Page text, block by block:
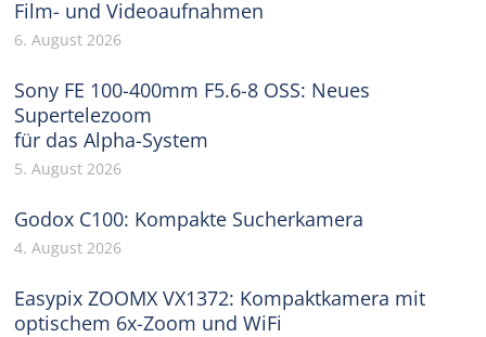
Film- und Videoaufnahmen
6. August 2026
Sony FE 100-400mm F5.6-8 OSS: Neues
Supertelezoom
für das Alpha-System
5. August 2026
Godox C100: Kompakte Sucherkamera
4. August 2026
Easypix ZOOMX VX1372: Kompaktkamera mit
optischem 6x-Zoom und WiFi